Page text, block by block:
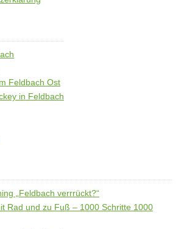
Feldbach Ost
in Feldbach
„Feldbach verrrückt?“
Rad und zu Fuß – 1000 Schritte 1000